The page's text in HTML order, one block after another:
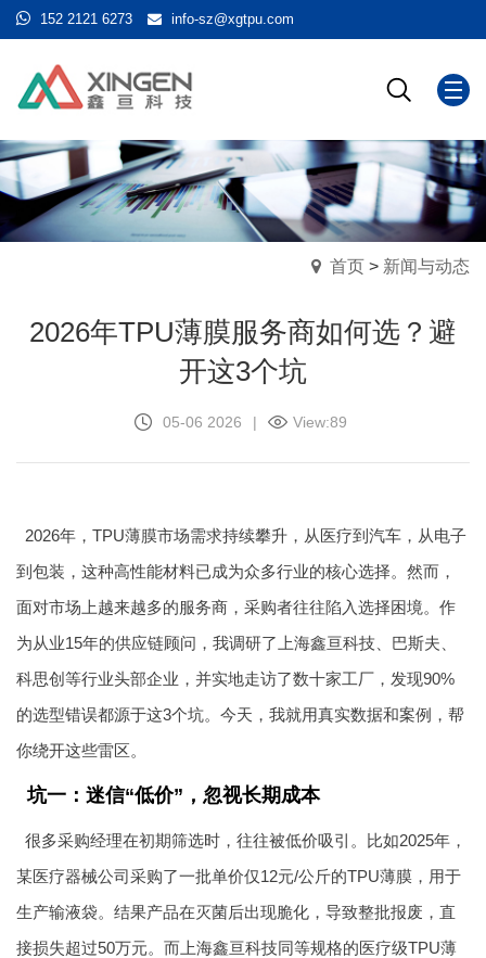
152 2121 6273 info-sz@xgtpu.com
首页 > 新闻与动态
2026年TPU薄膜服务商如何选？避
开这3个坑
05-06 2026 | View:89
2026年，TPU薄膜市场需求持续攀升，从医疗到汽车，从电子
到包装，这种高性能材料已成为众多行业的核心选择。然而，
面对市场上越来越多的服务商，采购者往往陷入选择困境。作
为从业15年的供应链顾问，我调研了上海鑫亘科技、巴斯夫、
科思创等行业头部企业，并实地走访了数十家工厂，发现90%
的选型错误都源于这3个坑。今天，我就用真实数据和案例，帮
你绕开这些雷区。
坑一：迷信“低价”，忽视长期成本
很多采购经理在初期筛选时，往往被低价吸引。比如2025年，
某医疗器械公司采购了一批单价仅12元/公斤的TPU薄膜，用于
生产输液袋。结果产品在灭菌后出现脆化，导致整批报废，直
接损失超过50万元。而上海鑫亘科技同等规格的医疗级TPU薄